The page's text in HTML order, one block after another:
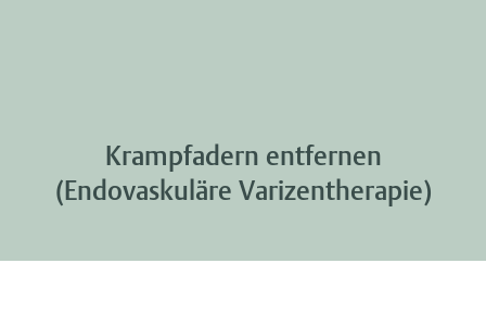
Krampfadern entfernen
(Endovaskuläre Varizentherapie)